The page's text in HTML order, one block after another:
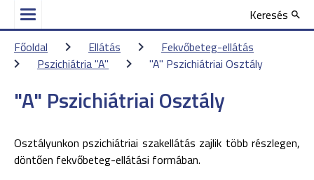
Keresés
Főoldal
Ellátás
Fekvőbeteg-ellátás
Pszichiátria "A"
"A" Pszichiátriai Osztály
"A" Pszichiátriai Osztály
Osztályunkon pszichiátriai szakellátás zajlik több részlegen,
döntően fekvőbeteg-ellátási formában.